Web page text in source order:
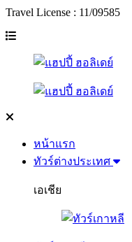
Travel License : 11/09585
หน้าแรก
ทัวร์ต่างประเทศ
เอเชีย